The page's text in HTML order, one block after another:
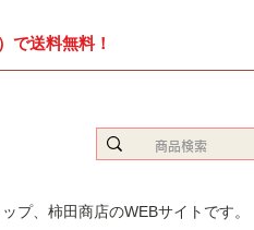
で送料無料！
プ、柿田商店のWEBサイトです。